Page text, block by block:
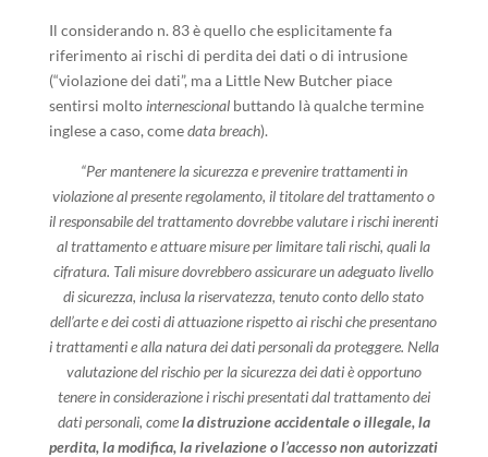
Il considerando n. 83 è quello che esplicitamente fa
riferimento ai rischi di perdita dei dati o di intrusione
(“violazione dei dati”, ma a Little New Butcher piace
sentirsi molto internescionalbuttando là qualche termine
inglese a caso, comedata breach).
“Per mantenere la sicurezza e prevenire trattamenti in
violazione al presente regolamento, il titolare del trattamento o
il responsabile del trattamento dovrebbe valutare i rischi inerenti
al trattamento e attuare misure per limitare tali rischi, quali la
cifratura. Tali misure dovrebbero assicurare un adeguato livello
di sicurezza, inclusa la riservatezza, tenuto conto dello stato
dell’arte e dei costi di attuazione rispetto ai rischi che presentano
i trattamenti e alla natura dei dati personali da proteggere. Nella
valutazione del rischio per la sicurezza dei dati è opportuno
tenere in considerazione i rischi presentati dal trattamento dei
dati personali, comela distruzione accidentale o illegale, la
perdita, la modifica, la rivelazione o l’accesso non autorizzati